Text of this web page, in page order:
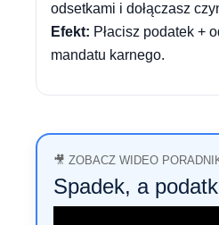
odsetkami i dołączasz
Efekt: Płacisz podatek +
mandatu karnego.
🎥 ZOBACZ WIDEO
Spadek, a